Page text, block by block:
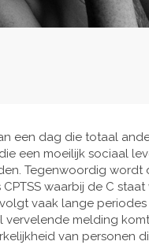
een dag die totaal
een moeilijk sociaal
Tegenwoordig wordt
waarbij de C
vaak lange
melding
van personen